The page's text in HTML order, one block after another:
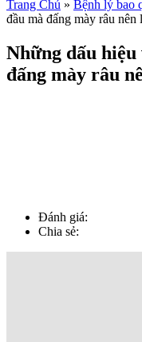
Trang Chủ » Bệnh lý bao
đầu mà đấng mày râu nên
Những dấu hiệu
đấng mày râu
Đánh giá:
Chia sẻ: